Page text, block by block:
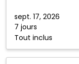
sept. 17, 2026
7 jours
Tout inclus
Plata,
République
dominicaine